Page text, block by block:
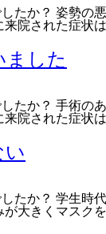
たか？ 姿勢の
院された症状
ました
たか？ 手術
院された症状
い
たか？ 学生
大きくマスク